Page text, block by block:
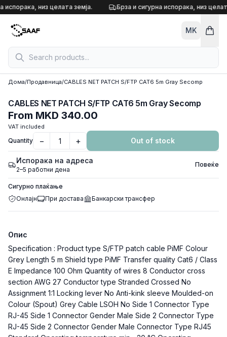
Skip to content
испорака, низ целата земја. Брза и сигурна испорака, низ
MK
Дома/Продавница/CABLES NET PATCH S/FTP CAT6 5m Gray Secomp
CABLES NET PATCH S/FTP CAT6 5m Gray Secomp
From MKD 340.00
VAT included
Quantity − + Out of stock
Испорака на адреса
2–5 работни дена
Повеќе
Сигурно плаќање
Онлајн
При достава Банкарски трансфер
Опис
Specification : Product type S/FTP patch cable PiMF Colour
Grey Length 5 m Shield type PiMF Transfer quality Cat6 / Class
E Impedance 100 Ohm Quantity of wires 8 Conductor cross
section AWG 27 Conductor type Stranded Crossed No
Assignment 1:1 Locking lever No Anti-kink sleeve Moulded-on
Colour (Spout) Grey Cable LSOH No Side 1 Connector Type
RJ-45 Side 1 Connector Gender Male Side 2 Connector Type
RJ-45 Side 2 Connector Gender Male Connector Type RJ45